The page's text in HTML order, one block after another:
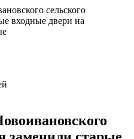
сельского
входные двери на